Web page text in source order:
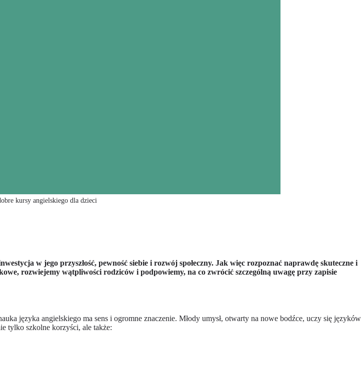
kursy angielskiego dla dzieci
w jego przyszłość, pewność siebie i rozwój społeczny. Jak więc rozpoznać naprawdę skuteczne i
rozwiejemy wątpliwości rodziców i podpowiemy, na co zwrócić szczególną uwagę przy zapisie
języka angielskiego ma sens i ogromne znaczenie. Młody umysł, otwarty na nowe bodźce, uczy się języków
tylko szkolne korzyści, ale także: